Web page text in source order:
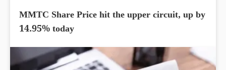
MMTC Share Price hit the upper circuit, up by
14.95% today